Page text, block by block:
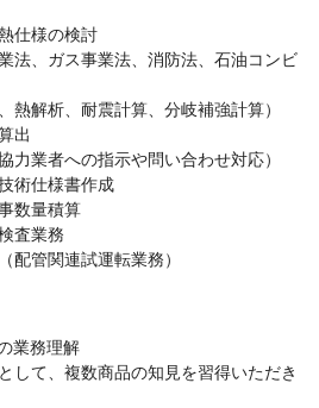
仕様の検討
法、ガス事業法、消防法、石油コンビ
熱解析、耐震計算、分岐補強計算）
出
力業者への指示や問い合わせ対応）
術仕様書作成
数量積算
査業務
配管関連試運転業務）
業務理解
して、複数商品の知見を習得いただき